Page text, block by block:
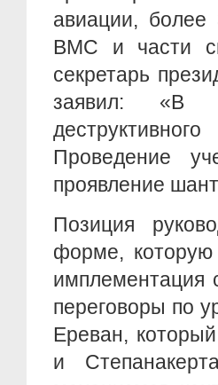
авиации,
ВМС и части
секретарь
заявил: «В
Проведение
проявление
Позиция
форме,
имплементация
переговоры по
Ереван,
и